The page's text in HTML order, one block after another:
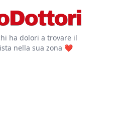
ha dolori a trovare il
nella sua zona ❤️